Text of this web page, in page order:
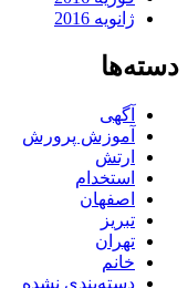
ژانویه 2016
دسته‌ها
آگهی
آموزش پرورش
ارتش
استخدام
اصفهان
تبریز
تهران
خانم
دسته‌بندی نشده